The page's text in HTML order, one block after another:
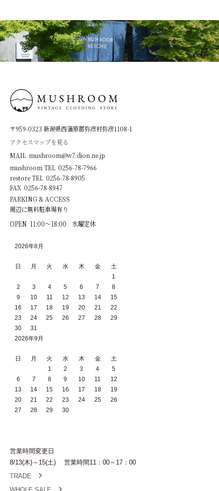
〒959-0323 新潟県西蒲原郡弥彦村弥彦1108-1
アクセスマップを見る
MAIL mushroom@w7.dion.ne.jp
mushroom TEL 0256-78-7966
restore TEL 0256-78-8905
FAX 0256-78-8947
PARKING & ACCESS
周辺に無料駐車場有り
OPEN 11:00～18:00 水曜定休
2026年8月
日 月 火 水 木 金
土
1
2
3 4 5 6 7
8
9
10 11 12 13 14
15
16
17 18 19 20 21
22
23
24 25 26 27 28
29
30
31
2026年9月
日 月 火 水 木 金
土
1
2 3 4
5
6
7 8 9 10 11
12
13
14 15 16 17 18
19
20
21 22 23 24 25
26
27
28 29 30
TRADE
営業時間変更日
8/13(木)～15(土) 営業時間11：00～17：00